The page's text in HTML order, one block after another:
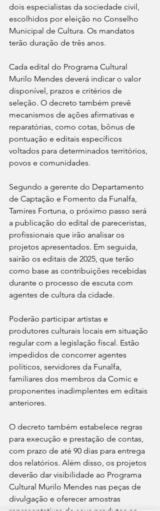
dois especialistas da sociedade civil,
escolhidos por eleição no Conselho
Municipal de Cultura. Os mandatos
terão duração de três anos.
Cada edital do Programa Cultural
Murilo Mendes deverá indicar o valor
disponível, prazos e critérios de
seleção. O decreto também prevê
mecanismos de ações afirmativas e
reparatórias, como cotas, bônus de
pontuação e editais específicos
voltados para determinados territórios,
povos e comunidades.
Segundo a gerente do Departamento
de Captação e Fomento da Funalfa,
Tamires Fortuna, o próximo passo será
a publicação do edital de pareceristas,
profissionais que irão analisar os
projetos apresentados. Em seguida,
sairão os editais de 2025, que terão
como base as contribuições recebidas
durante o processo de escuta com
agentes de cultura da cidade.
Poderão participar artistas e
produtores culturais locais em situação
regular com a legislação fiscal. Estão
impedidos de concorrer agentes
políticos, servidores da Funalfa,
familiares dos membros da Comic e
proponentes inadimplentes em editais
anteriores.
O decreto também estabelece regras
para execução e prestação de contas,
com prazo de até 90 dias para entrega
dos relatórios. Além disso, os projetos
deverão dar visibilidade ao Programa
Cultural Murilo Mendes nas peças de
divulgação e oferecer amostras